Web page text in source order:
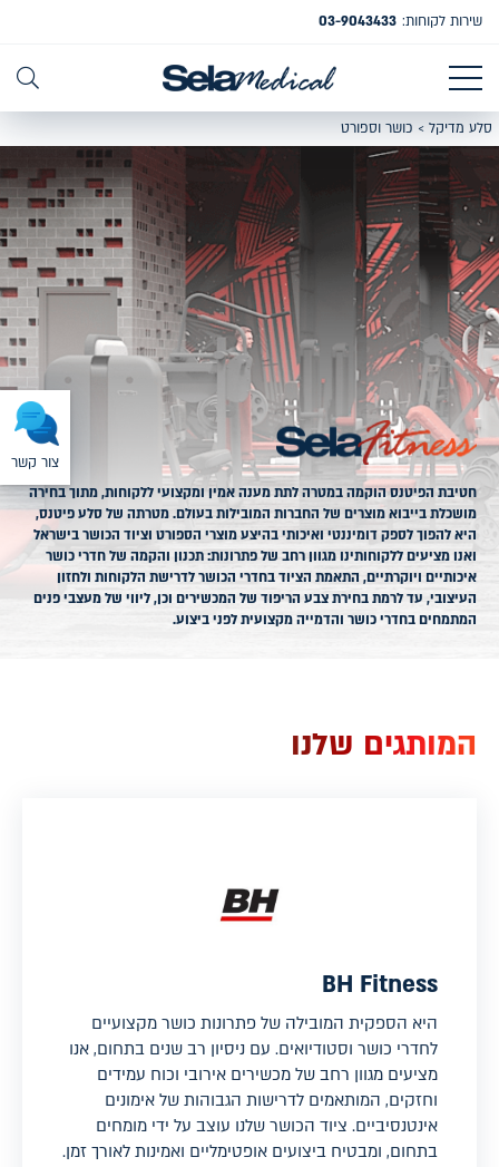
שירות לקוחות: 03-9043433
צור קשר
סלע מדיקל > כושר וספורט
חטיבת הפיטנס הוקמה במטרה לתת מענה אמין ומקצועי ללקוחות, מתוך בחירה
מושכלת בייבוא מוצרים של החברות המובילות בעולם. מטרתה של סלע פיטנס,
היא להפוך לספק דומיננטי ואיכותי בהיצע מוצרי הספורט וציוד הכושר בישראל
ואנו מציעים ללקוחותינו מגוון רחב של פתרונות: תכנון והקמה של חדרי כושר
איכותיים ויוקרתיים, התאמת הציוד בחדרי הכושר לדרישת הלקוחות ולחזון
העיצובי, עד לרמת בחירת צבע הריפוד של המכשירים וכן, ליווי של מעצבי פנים
המתמחים בחדרי כושר והדמייה מקצועית לפני ביצוע.
המותגים שלנו
BH Fitness
היא הספקית המובילה של פתרונות כושר מקצועיים
לחדרי כושר וסטודיואים. עם ניסיון רב שנים בתחום, אנו
מציעים מגוון רחב של מכשירים אירובי וכוח עמידים
וחזקים, המותאמים לדרישות הגבוהות של אימונים
אינטנסיביים. ציוד הכושר שלנו עוצב על ידי מומחים
בתחום, ומבטיח ביצועים אופטימליים ואמינות לאורך זמן.